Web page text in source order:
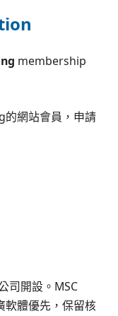
membership
網站會員，申請
司開設。MSC
體優先，保留核